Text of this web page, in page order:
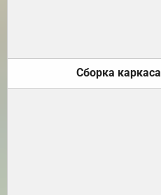
Сборка каркаса